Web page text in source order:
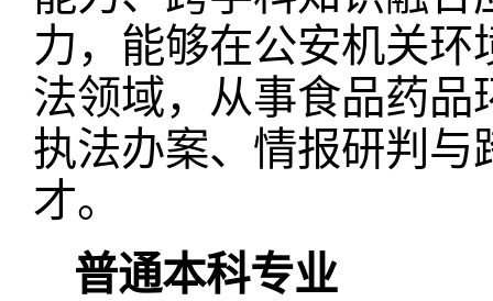
力，能够在公安机关
法领域，从事食品药
执法办案、情报研判
才。
普通本科专业